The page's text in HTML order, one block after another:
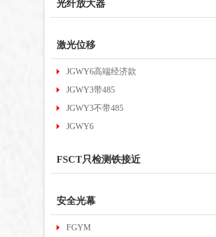
光纤放大器
激光位移
JGWY6高端经济款
JGWY3带485
JGWY3不带485
JGWY6
FSCT只检测铁接近
安全光幕
FGYM